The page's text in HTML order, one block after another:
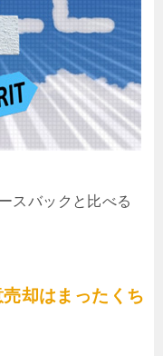
スバックと比べる
却はまったくち